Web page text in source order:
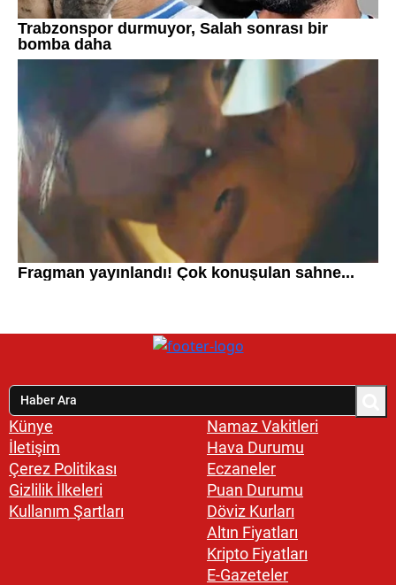
Künye
İletişim
Çerez Politikası
Gizlilik İlkeleri
Kullanım Şartları
Namaz Vakitleri
Hava Durumu
Eczaneler
Puan Durumu
Döviz Kurları
Altın Fiyatları
Kripto Fiyatları
E-Gazeteler